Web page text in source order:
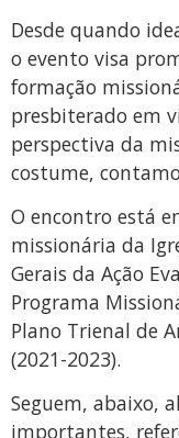
Desde quando
o evento visa
formação
presbiterado em
perspectiva da
costume,
O encontro está
missionária da
Gerais da Ação
Programa
Plano Trienal de
(2021-2023).
Seguem, abaixo,
importantes,